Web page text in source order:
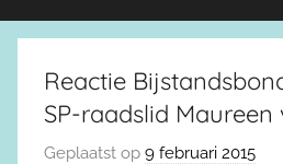
Reactie
SP-raadslid
Geplaatst op 9 februari 2015